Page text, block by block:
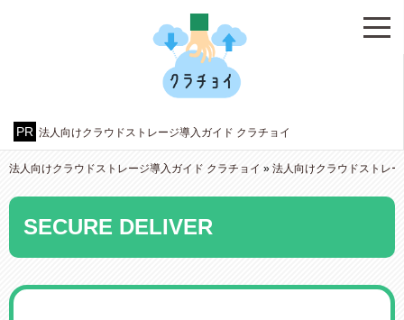
法人向けクラウドストレージ導入ガイド クラチョイ
法人向けクラウドストレージ導入ガイド クラチョイ » 法人向けクラウドストレ
SECURE DELIVER